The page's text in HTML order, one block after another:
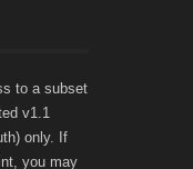
to a subset
v1.1
only. If
you may